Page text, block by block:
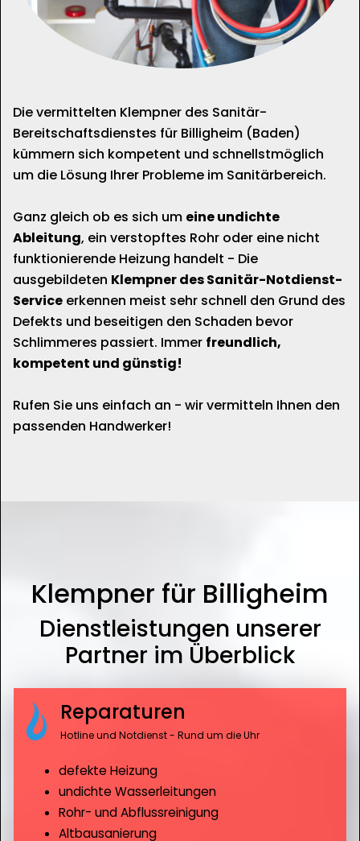
Die vermittelten Klempner des Sanitär-
Bereitschaftsdienstes für Billigheim (Baden)
kümmern sich kompetent und schnellstmöglich
um die Lösung Ihrer Probleme im Sanitärbereich.
Ganz gleich ob es sich um eine undichte
Ableitung, ein verstopftes Rohr oder eine nicht
funktionierende Heizung handelt - Die
ausgebildeten Klempner des Sanitär-Notdienst-
Service erkennen meist sehr schnell den Grund des
Defekts und beseitigen den Schaden bevor
Schlimmeres passiert. Immer freundlich,
kompetent und günstig!
Rufen Sie uns einfach an - wir vermitteln Ihnen den
passenden Handwerker!
Klempner für Billigheim
Dienstleistungen unserer
Partner im Überblick
Reparaturen
Hotline und Notdienst - Rund um die Uhr
defekte Heizung
undichte Wasserleitungen
Rohr- und Abflussreinigung
Altbausanierung